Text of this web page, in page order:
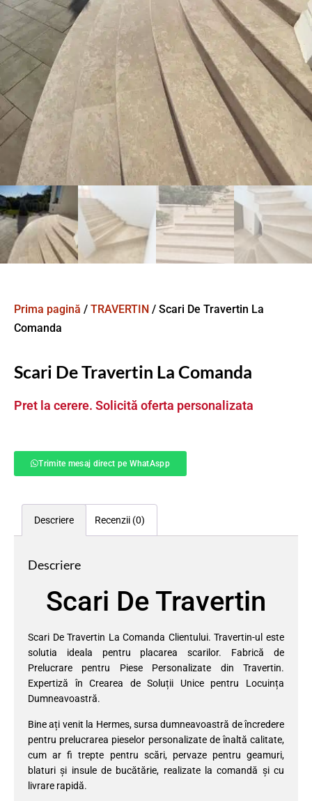
Prima pagină / TRAVERTIN / Scari De Travertin La
Comanda
Scari De Travertin La Comanda
Pret la cerere. Solicită oferta personalizata
Trimite mesaj direct pe WhatAspp
Descriere Recenzii (0)
Descriere
Scari De Travertin
Scari De Travertin La Comanda Clientului. Travertin-ul este
solutia ideala pentru placarea scarilor. Fabrică de
Prelucrare pentru Piese Personalizate din Travertin.
Expertiză în Crearea de Soluții Unice pentru Locuința
Dumneavoastră.
Bine ați venit la Hermes, sursa dumneavoastră de încredere
pentru prelucrarea pieselor personalizate de înaltă calitate,
cum ar fi trepte pentru scări, pervaze pentru geamuri,
blaturi și insule de bucătărie, realizate la comandă și cu
livrare rapidă.